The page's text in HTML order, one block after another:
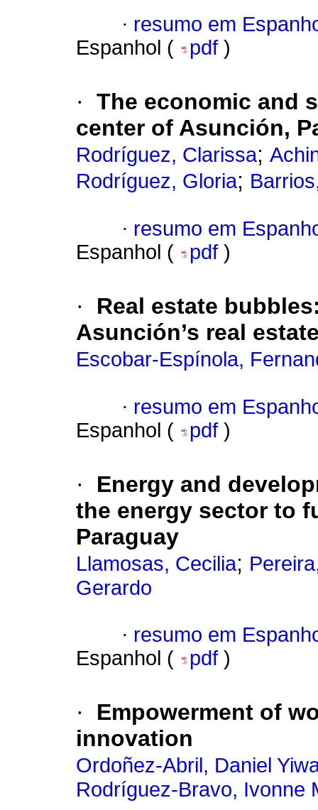
· resumo em
Espanhol (
pdf )
· The economic and
center of Asunción,
Rodríguez, Clarissa;
Rodríguez, Gloria;
· resumo em
Espanhol (
pdf )
·
Real estate
Asunción’s real
Escobar-Espínola,
· resumo em
Espanhol (
pdf )
·
Energy and
the energy sector to
Paraguay
Llamosas, Cecilia;
Gerardo
· resumo em
Espanhol (
pdf )
·
Empowerment of
innovation
Ordoñez-Abril, Daniel
Rodríguez-Bravo, Ivonne